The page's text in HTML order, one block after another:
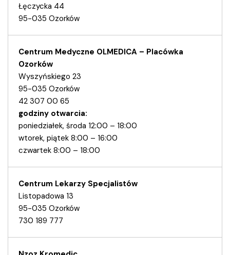
Łęczycka 44
95-035 Ozorków
Centrum Medyczne OLMEDICA – Placówka
Ozorków
Wyszyńskiego 23
95-035 Ozorków
42 307 00 65
godziny otwarcia:
poniedziałek, środa 12:00 – 18:00
wtorek, piątek 8:00 – 16:00
czwartek 8:00 – 18:00
Centrum Lekarzy Specjalistów
Listopadowa 13
95-035 Ozorków
730 189 777